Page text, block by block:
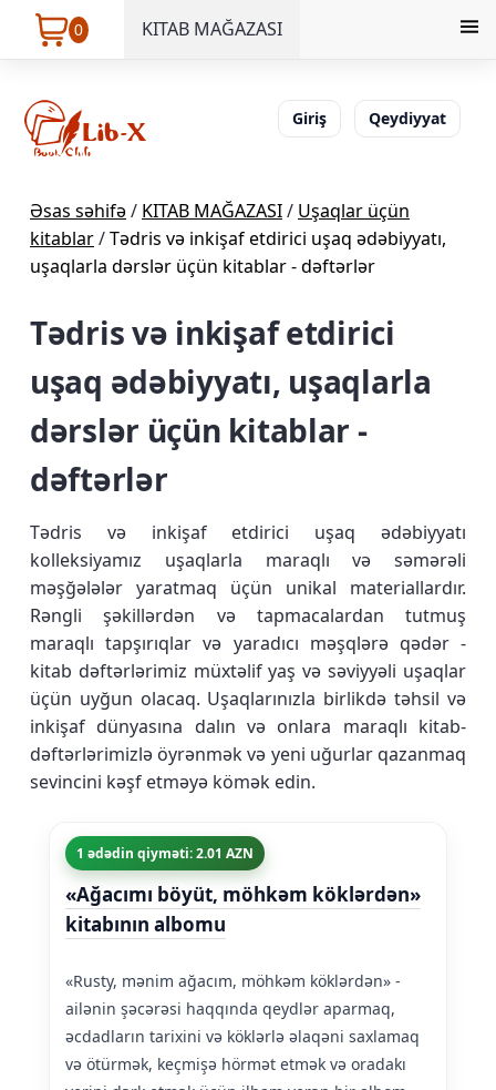
0 KITAB MAĞAZASI
Giriş Qeydiyyat
Əsas səhifə/ KITAB MAĞAZASI/ Uşaqlar üçün
kitablar/Tədris və inkişaf etdirici uşaq ədəbiyyatı,
uşaqlarla dərslər üçün kitablar - dəftərlər
Tədris və inkişaf etdirici
uşaq ədəbiyyatı, uşaqlarla
dərslər üçün kitablar -
dəftərlər
Tədris və inkişaf etdirici uşaq ədəbiyyatı
kolleksiyamız uşaqlarla maraqlı və səmərəli
məşğələlər yaratmaq üçün unikal materiallardır.
Rəngli şəkillərdən və tapmacalardan tutmuş
maraqlı tapşırıqlar və yaradıcı məşqlərə qədər -
kitab dəftərlərimiz müxtəlif yaş və səviyyəli uşaqlar
üçün uyğun olacaq. Uşaqlarınızla birlikdə təhsil və
inkişaf dünyasına dalın və onlara maraqlı kitab-
dəftərlərimizlə öyrənmək və yeni uğurlar qazanmaq
sevincini kəşf etməyə kömək edin.
1 ədədin qiyməti: 2.01 AZN
«Ağacımı böyüt, möhkəm köklərdən»
kitabının albomu
«Rusty, mənim ağacım, möhkəm köklərdən» -
ailənin şəcərəsi haqqında qeydlər aparmaq,
əcdadların tarixini və köklərlə əlaqəni saxlamaq
və ötürmək, keçmişə hörmət etmək və oradakı